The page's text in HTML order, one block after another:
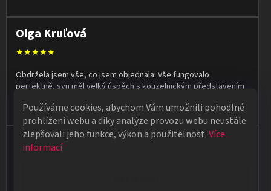
Používáme cookies, abychom Vám umožnili pohodlné
prohlížení webu a díky analýze provozu webu neustále
zlepšovali jeho funkce, výkon a použitelnost.Více
informací
Olga Kruľová
★★★★★
Obdržela jsem vše, co jsem objednala. Vše fungovalo
perfektně, syn měl velký úspěch s kouzelnickým představením
naprostá spokojenost.
Vladimír Jirsák